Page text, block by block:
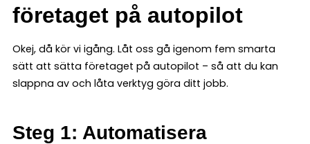
företaget på autopilot
Okej, då kör vi igång. Låt oss gå igenom fem smarta
sätt att sätta företaget på autopilot – så att du kan
slappna av och låta verktyg göra ditt jobb.
Steg 1: Automatisera